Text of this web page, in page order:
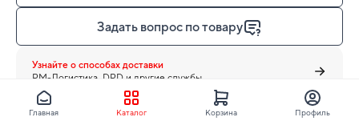
Задать вопрос по товару
Узнайте о способах доставки
PM-Логистика, DPD и другие службы
Главная Каталог Корзина Профиль